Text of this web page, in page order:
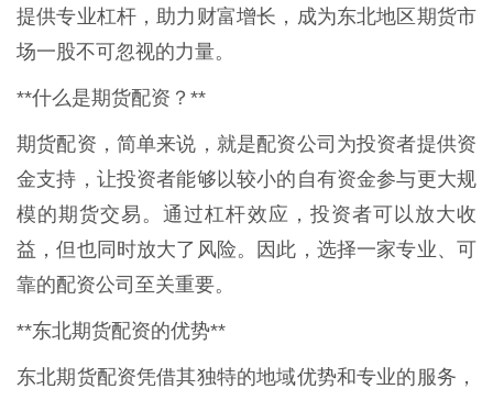
提供专业杠杆，助力财富增长，成为东北地区期货市
场一股不可忽视的力量。
**什么是期货配资？**
期货配资，简单来说，就是配资公司为投资者提供资
金支持，让投资者能够以较小的自有资金参与更大规
模的期货交易。通过杠杆效应，投资者可以放大收
益，但也同时放大了风险。因此，选择一家专业、可
靠的配资公司至关重要。
**东北期货配资的优势**
东北期货配资凭借其独特的地域优势和专业的服务，